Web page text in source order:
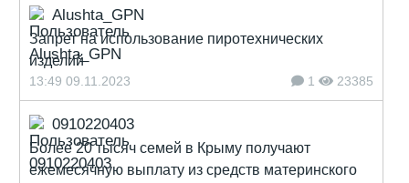
Alushta_GPN
Запрет на использование пиротехнических
изделий
13:49 09.11.2023 1 23385
0910220403
Более 20 тысяч семей в Крыму получают
ежемесячную выплату из средств материнского